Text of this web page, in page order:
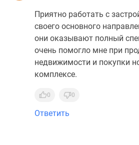
Приятно работать с
своего основного
они оказывают полный
очень помогло мне при
недвижимости и покупки
комплексе.
0 0
Ответить